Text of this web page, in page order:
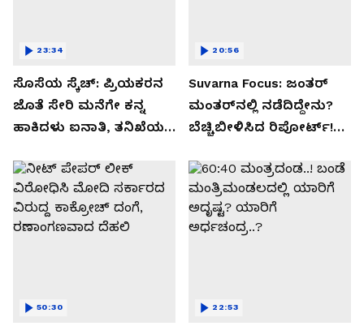
ಸೊಸೆಯ ಸ್ಕೆಚ್: ಪ್ರಿಯಕರನ
ಜೊತೆ ಸೇರಿ ಮನೆಗೇ ಕನ್ನ
ಹಾಕಿದಳು ಐನಾತಿ, ತನಿಖೆಯಲ್ಲಿ
23:34
Suvarna Focus: ಜಂತರ್
ಮಂತರ್‌ನಲ್ಲಿ ನಡೆದಿದ್ದೇನು?
ಬೆಚ್ಚಿಬೀಳಿಸಿದ ರಿಪೋರ್ಟ್!
ಸೀಕ್ರೆಟ್?
20:56
50:30 22:53